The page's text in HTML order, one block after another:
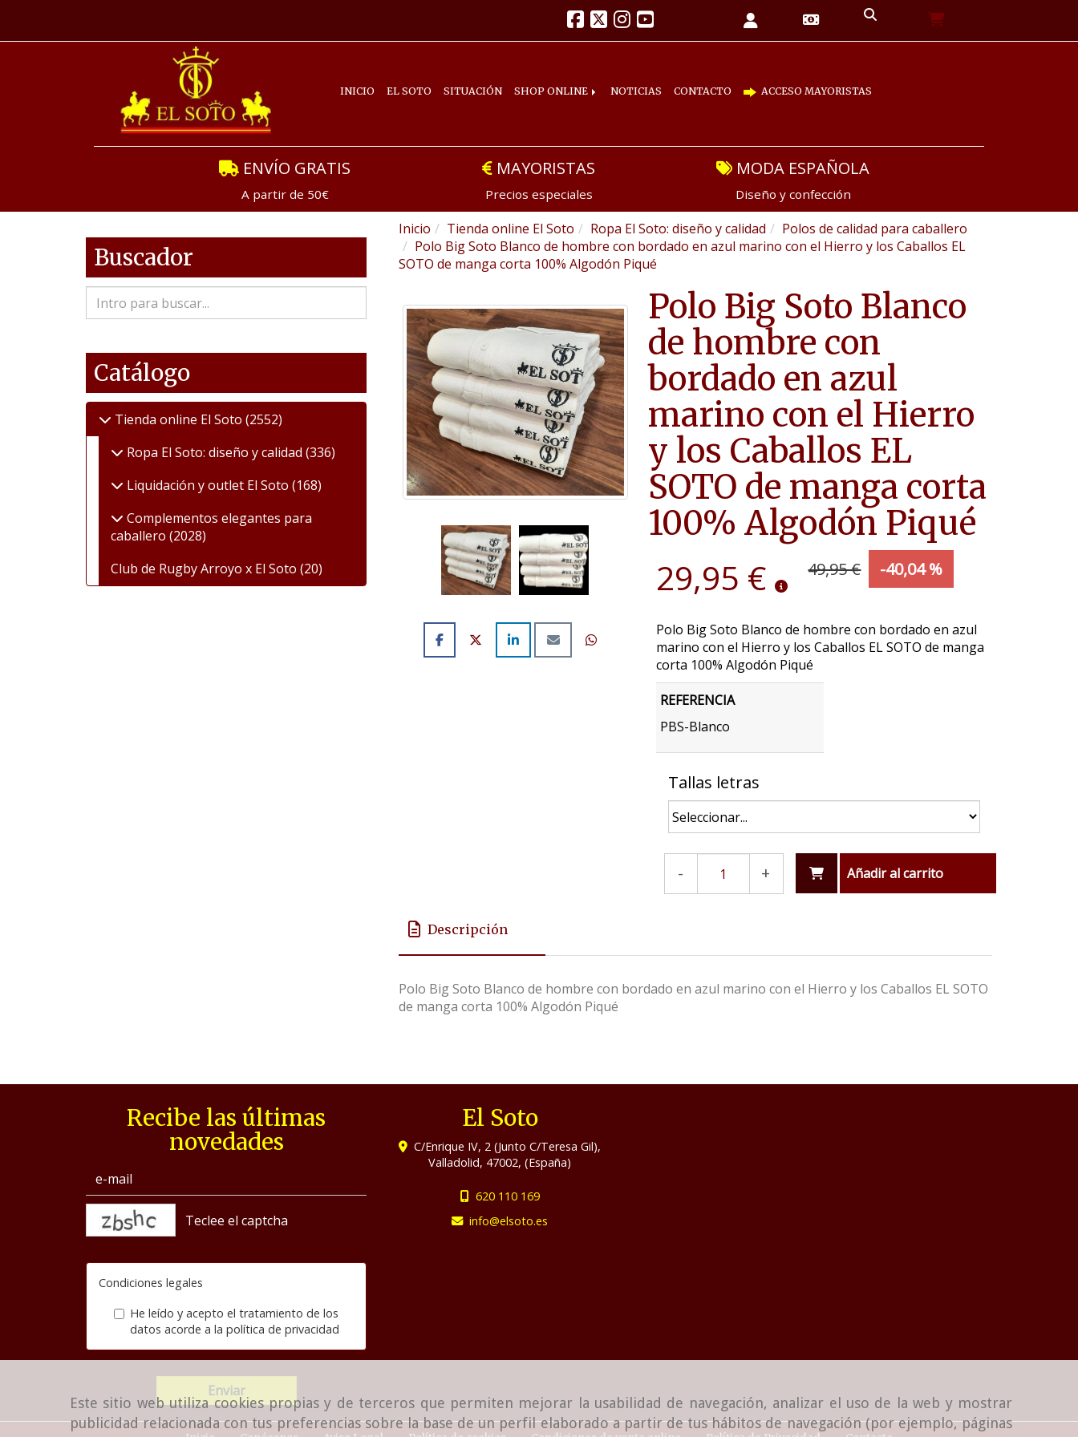
Este sitio web utiliza cookies propias y de terceros que permiten mejorar la usabilidad de navegación, analizar el uso de la web y mostrar
publicidad relacionada con tus preferencias sobre la base de un perfil elaborado a partir de tus hábitos de navegación (por ejemplo, páginas
INICIO EL SOTO SITUACIÓN SHOP ONLINE NOTICIAS CONTACTO ACCESO MAYORISTAS
ENVÍO GRATIS
A partir de 50€
MAYORISTAS
Precios especiales
MODA ESPAÑOLA
Diseño y confección
Inicio Tienda online El Soto Ropa El Soto: diseño y calidad
Polos de calidad para caballero
Polo Big Soto Blanco de hombre con bordado en azul marino con el Hierro y los Caballos EL
SOTO de manga corta 100% Algodón Piqué
Polo Big Soto Blanco
de hombre con
bordado en azul
marino con el Hierro
y los Caballos EL
SOTO de manga corta
100% Algodón Piqué
29,95 € 49,95 € -40,04 %
Polo Big Soto Blanco de hombre con bordado en azul
marino con el Hierro y los Caballos EL SOTO de manga
corta 100% Algodón Piqué
REFERENCIA
PBS-Blanco
Tallas letras
- + Añadir al carrito
Descripción
Polo Big Soto Blanco de hombre con bordado en azul marino con el Hierro y los Caballos EL SOTO
de manga corta 100% Algodón Piqué
Buscador
Catálogo
Tienda online El Soto (2552)
Ropa El Soto: diseño y calidad (336)
Liquidación y outlet El Soto (168)
Complementos elegantes para
caballero (2028)
Club de Rugby Arroyo x El Soto (20)
Recibe las últimas
novedades
Condiciones legales
He leído y acepto el tratamiento de los
datos acorde a la política de privacidad
Enviar
El Soto
C/Enrique IV, 2 (Junto C/Teresa Gil),
Valladolid, 47002,(España)
620 110 169
info
elsoto.es